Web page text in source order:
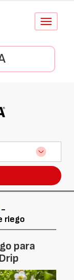
Conmutar
-
riego
para
Foto